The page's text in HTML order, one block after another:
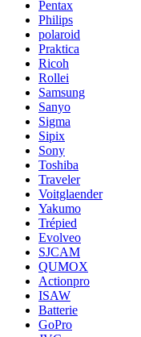
Pentax
Philips
polaroid
Praktica
Ricoh
Rollei
Samsung
Sanyo
Sigma
Sipix
Sony
Toshiba
Traveler
Voitglaender
Yakumo
Trépied
Evolveo
SJCAM
QUMOX
Actionpro
ISAW
Batterie
GoPro